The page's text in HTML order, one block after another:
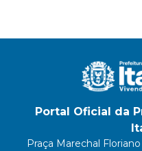
Portal Oficial da
Praça Marechal